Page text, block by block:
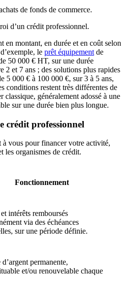
de fonds de commerce.
d’un crédit professionnel.
en montant, en durée et en coût selon
le prêt équipement de
50 000 € HT, sur une durée
2 et 7 ans ; des solutions plus rapides
5 000 € à 100 000 €, sur 3 à 5 ans,
conditions restent très différentes de
généralement adossé à une
sur une durée bien plus longue.
crédit professionnel
à vous pour financer votre activité,
les organismes de crédit.
Fonctionnement
intérêts remboursés
via des échéances
sur une période définie.
d’argent permanente,
et/ou renouvelable chaque